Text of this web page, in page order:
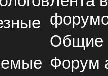
Общие
Форум